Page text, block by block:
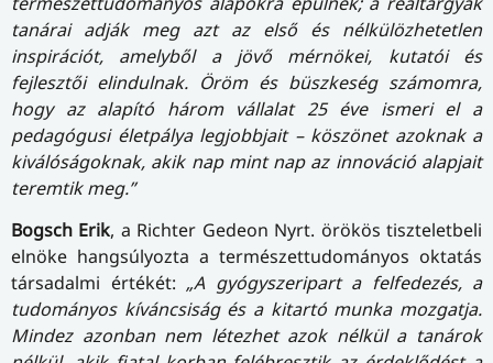
tanárai adják meg azt az első és nélkülözhetetlen
inspirációt, amelyből a jövő mérnökei, kutatói és
fejlesztői elindulnak. Öröm és büszkeség számomra,
hogy az alapító három vállalat 25 éve ismeri el a
pedagógusi életpálya legjobbjait – köszönet azoknak a
kiválóságoknak, akik nap mint nap az innováció alapjait
teremtik meg.”
Bogsch Erik, a Richter Gedeon Nyrt. örökös tiszteletbeli
elnöke hangsúlyozta a természettudományos oktatás
társadalmi értékét: „A gyógyszeripart a felfedezés, a
tudományos kíváncsiság és a kitartó munka mozgatja.
Mindez azonban nem létezhet azok nélkül a tanárok